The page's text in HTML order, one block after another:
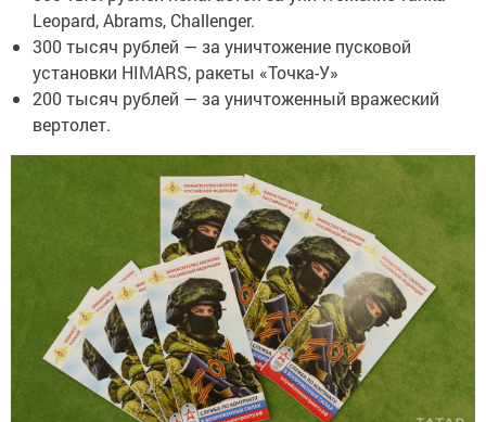
Leopard, Abrams, Challenger.
300 тысяч рублей — за уничтожение пусковой
установки HIMARS, ракеты «Точка-У»
200 тысяч рублей — за уничтоженный вражеский
вертолет.